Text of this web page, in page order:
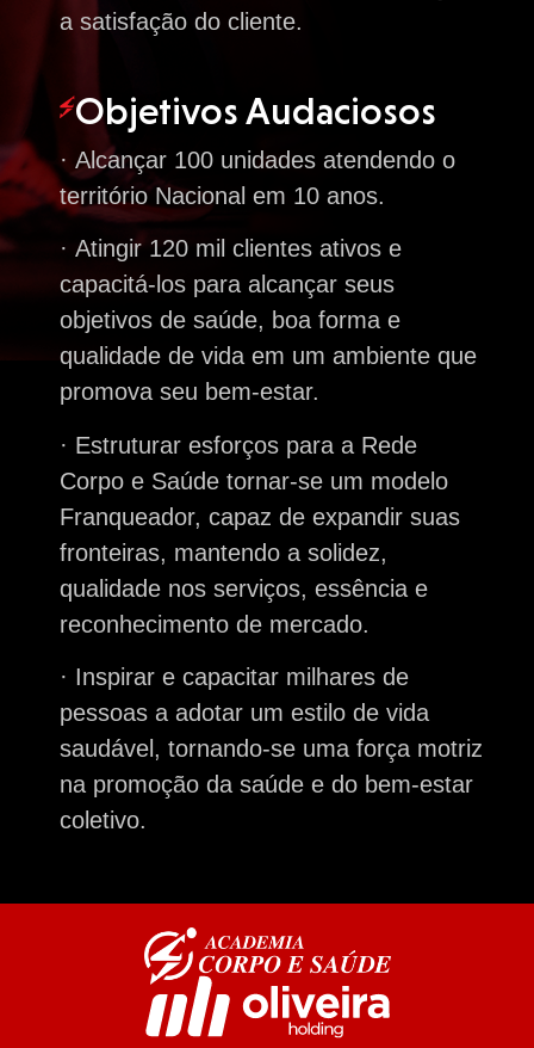
a satisfação do cliente.
· Alcançar 100 unidades atendendo o
território Nacional em 10 anos.
· Atingir 120 mil clientes ativos e
capacitá-los para alcançar seus
objetivos de saúde, boa forma e
qualidade de vida em um ambiente que
promova seu bem-estar.
· Estruturar esforços para a Rede
Corpo e Saúde tornar-se um modelo
Franqueador, capaz de expandir suas
fronteiras, mantendo a solidez,
qualidade nos serviços, essência e
reconhecimento de mercado.
· Inspirar e capacitar milhares de
pessoas a adotar um estilo de vida
saudável, tornando-se uma força motriz
na promoção da saúde e do bem-estar
coletivo.
Objetivos Audaciosos